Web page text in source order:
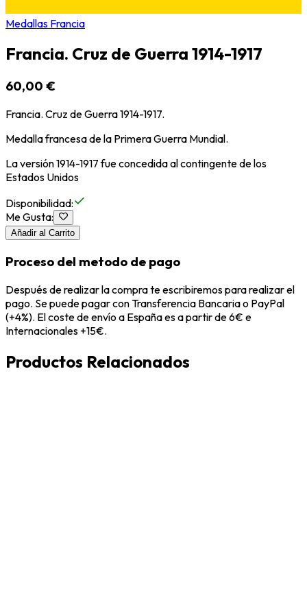
Medallas Francia
Francia. Cruz de Guerra 1914-1917
60,00 €
Francia. Cruz de Guerra 1914-1917.
Medalla francesa de la Primera Guerra Mundial.
La versión 1914-1917 fue concedida al contingente de los
Estados Unidos
Disponibilidad:
Me Gusta:
Añadir al Carrito
Proceso del metodo de pago
Después de realizar la compra te escribiremos para realizar el
pago. Se puede pagar con Transferencia Bancaria o PayPal
(+4%). El coste de envío a España es a partir de 6€ e
Internacionales +15€.
Productos Relacionados